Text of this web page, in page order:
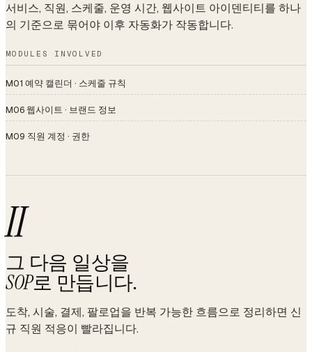
서비스, 직원, 스케줄, 운영 시간, 웹사이트 아이덴티티를 하나
의 기준으로 묶어야 이후 자동화가 작동합니다.
MODULES INVOLVED
M01 예약 캘린더 · 스케줄 규칙
M06 웹사이트 · 브랜드 정보
M09 직원 계정 · 권한
II
그 다음 일상을
SOP로 만듭니다.
도착, 시술, 결제, 팔로업을 반복 가능한 흐름으로 정리하면 신
규 직원 적응이 빨라집니다.